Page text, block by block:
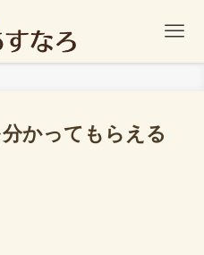
かってもらえる